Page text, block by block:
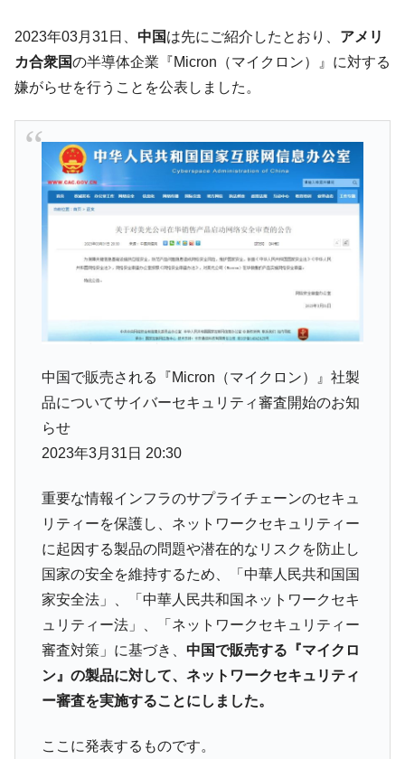
た ⇒ 国家が行った恐るべき株価操作であり、空前の国政壟
断
『Money1』
韓国･警察職員が「丸刈りになって抗議活
『Money1』
国の過剰生産が世界を蝕む。
『Money1』
韓国製造業「半導体絶好調」のウラで他業
種は全般的「不調」⇒ PSIが示す現況は決して良くない。
【米韓激突案件】韓国消費者院が『クーパ
ン』1人当たり賠償10万ウォンを認定 ⇒ 総額3兆7,000億
『Money1』
「KDDX」1番艦、2032年竣工と公示
に韓国がいっちょがみしたのでは。
韓国政府『BYD』車への補助金を全廃 ⇒ 実
は韓国で『BYD』車は売れている。6カ月で対前年同期比
1.9倍！
く空港に詰めかけ「出て行け！」「極右勢力」のプラカー
ドを掲げる「在韓反米勢力」
『Money1』
韓国政府「2035年までに18.4GW規模のAIデ
ータセンター整備」⇒ だから無理だってば。
『Money1』
JPモルガン「韓国レバレッジETFの清算は
ほぼ終わった」
『Money1』
韓国『国民年金公団』株価暴落で200兆蒸
発。
『Money1』
韓国政府「ニセＫ-ブランドを通報しようキ
『Money1』 韓国「橋が落ちました」⇒ 耐久性「なさす
2023年03月31日、 中国は先にご紹介したとおり、 アメリ
カ合衆国の半導体企業『Micron（マイクロン）』に対する
嫌がらせを行うことを公表しました。
中国で販売される『Micron（マイクロン）』社製
品についてサイバーセキュリティ審査開始のお知
らせ
2023年3月31日 20:30
重要な情報インフラのサプライチェーンのセキュ
リティーを保護し、ネットワークセキュリティー
に起因する製品の問題や潜在的なリスクを防止し
国家の安全を維持するため、「中華人民共和国国
家安全法」、「中華人民共和国ネットワークセキ
ュリティー法」、「ネットワークセキュリティー
審査対策」に基づき、 中国で販売する『マイクロ
ン』の製品に対して、ネットワークセキュリティ
ー審査を実施することにしました。
ここに発表するものです。